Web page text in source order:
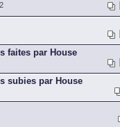
faites par House
subies par House